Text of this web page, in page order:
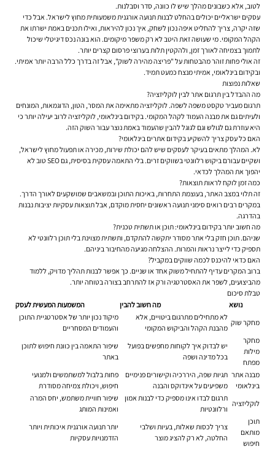
לטוב, אלא כשבונים מהלך שיש לו כוונה, סדר וסבלנות.
עסקים ישראליים יכולים בהחלט לבנות תנועה אורגנית משמעותית מחוץ לישראל. אבל כדי
שזה יקרה, צריך להחליט איפה נכון לשחק, איך נכון להיראות, ואילו תכנים באמת ישרתו את
הקהל המקומי. מי שעושה זאת היטב לא רק משפר מיקומים. הוא בונה נכס דיגיטלי שיכול
לתמוך בצמיחה לאורך זמן, ולהקטין תלות בערוצי פרסום קצרים יותר.
זה אולי פחות זוהר מהבטחות על "פריצה מהירה לשוק", אבל זה בדרך כלל הרבה יותר אמיתי.
ובקידום בינלאומי, אמיתי מנצח כמעט תמיד.
שאלות נפוצות
מה ההבדל בין תרגום אתר לבין לוקליזציה?
תרגום מעביר טקסט משפה לשפה. לוקליזציה מתאימה את המסר, הטון, הדוגמאות, המונחים
ולעיתים גם את מבנה העמוד לקהל המקומי. בקידום בינלאומי, לוקליזציה לרוב יעילה יותר כי
היא עוזרת גם לגולש וגם לגוגל להבין שהעמוד באמת נוצר עבור השוק הזה.
האם כל עסק צריך להשקיע בקידום אתרים בינלאומי?
לא. המהלך מתאים בעיקר לעסקים שיש להם יכולת שירות, מכירה או תפעול מחוץ לישראל,
ושקיים עבורם ביקוש רלוונטי בשווקים זרים. בלי התאמה עסקית בסיסית, גם SEO טוב לא
יהפוך את המהלך לכדאי.
כמה זמן לוקח לראות תוצאות?
זה תלוי במצב האתר, בעוצמת התחרות, באיכות התוכן ובמשאבים שמושקעים לאורך הדרך.
במקרים רבים רואים סימני תנועה ראשונים יחסית מוקדם, אבל תוצאות עסקיות יציבות נבנות
בהדרגה.
מה חשוב יותר בקידום בינלאומי: תוכן או תשתית טכנית?
שניהם. תוכן חזק בלי אתר מסודר יתקשה להתקדם, ותשתית מצוינת בלי תוכן רלוונטי לא
תספיק כדי לייצר נראות והמרות. ההצלחה מגיעה מהחיבור ביניהם.
האם כדאי להיכנס לכמה שווקים במקביל?
ברוב המקרים עדיף להתחיל משוק אחד או שניים. כך אפשר לבנות תהליך מדויק, ללמוד
מהביצועים, לשפר את האסטרטגיה ורק אז להתרחב בצורה בטוחה יותר.
טבלת סיכום
נושא
מה חשוב להבין
המשמעות המעשית לעסק
מחקר שוק
לא מתחילים מתרגום ביטויים, אלא
מהבנת הקהל והביקוש המקומי
מיקוד נכון יותר של אסטרטגיית התוכן
והעמודים המסחריים
מחקר
מילות
מפתח
יש לבדוק איך לקוחות מחפשים בפועל
בכל מדינה ושפה
שיפור התאמה בין כוונת חיפוש לתוכן
באתר
מבנה אתר
בינלאומי
תגיות שפה, היררכיה וקישורים פנימיים
משפיעים על אינדוקס והבנה
פחות בלבול למשתמשים ולמנועי
חיפוש, ויכולת צמיחה מסודרת
לוקליזציה
תרגום לבדו אינו מספיק כדי לבנות אמון
ורלוונטיות
שיפור חוויית משתמש, יחס המרה
ואמינות המותג
תוכן
מותאם
חיפוש
צריך לכסות שאלות, בעיות ושלבי
החלטה, לא רק להציג מוצר
יותר תנועה אורגנית איכותית ויותר
הזדמנויות עסקיות